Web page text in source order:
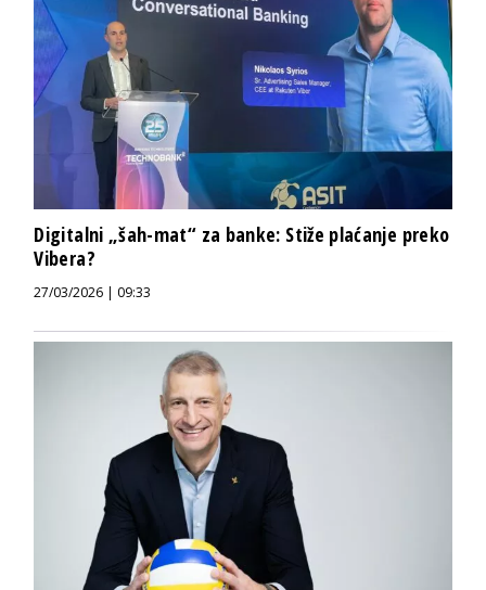
Digitalni „šah-mat“ za banke: Stiže plaćanje preko
Vibera?
27/03/2026 | 09:33